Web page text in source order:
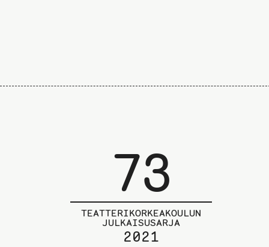
73
TEATTERIKORKEAKOULUN
JULKAISUSARJA
2021